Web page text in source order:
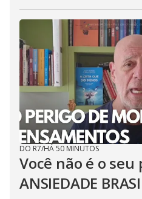
DO R7/HÁ 50 MINUTOS
Você não é o
ANSIEDADE